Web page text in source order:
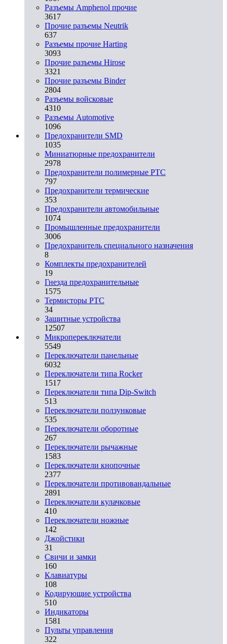
Разъемы Amphenol прочие
3617
Прочие разъемы Neutrik
637
Разъемы прочие Harting
3093
Прочие разъемы Hirose
3321
Прочие разъемы Binder
2804
Разъемы войсковые
4310
Разъeмы Automotive
1096
Предохранители SMD
1035
Миниатюрные предохранители
2978
Предохранители полимерные PTC
797
Предохранители термические
353
Предохранители автомобильные
1074
Промышленные предохранители
3006
Предохранитель специального назначения
8
Комплекты предохранителей
19
Гнезда предохранительные
1575
Термисторы PTC
34
Защитные устройства
12507
Микропереключатели
5549
Переключатели панельные
6032
Переключатели типа Rocker
1517
Переключатели типа Dip-Switch
513
Переключатели ползунковые
535
Переключатели оборотные
267
Переключатели рычажные
1583
Переключатели кнопочные
2377
Переключатели противовандальные
2891
Переключатели кулачковые
410
Переключатели ножные
142
Джойстики
31
Свичи и замки
160
Клавиатуры
108
Кодирующие устройства
510
Индикаторы
1581
Пульты управления
322